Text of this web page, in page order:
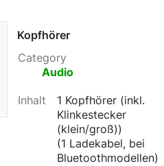
Kopfhörer
Category
Audio
Inhalt
1 Kopfhörer (inkl.
Klinkestecker
(klein/groß))
(1 Ladekabel, bei
Bluetoothmodellen)